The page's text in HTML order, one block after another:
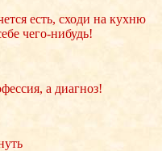
есть, сходи на кухню
чего-нибудь!
а диагноз!